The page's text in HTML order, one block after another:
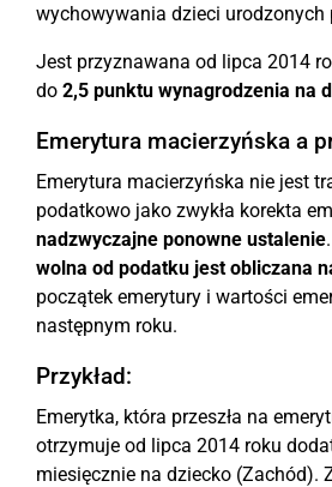
wychowywania dzieci urodzonych
Jest przyznawana od lipca 2014
do 2,5 punktu wynagrodzenia na
Emerytura macierzyńska a
Emerytura macierzyńska nie jest
podatkowo jako zwykła korekta
nadzwyczajne ponowne ustalenie
wolna od podatku jest obliczana
początek emerytury i wartości
następnym roku.
Przykład:
Emerytka, która przeszła na
otrzymuje od lipca 2014 roku
miesięcznie na dziecko (Zachód).